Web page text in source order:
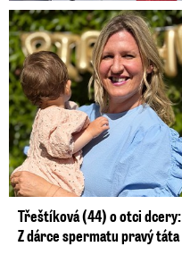
Třeštíková (44) o otci dcery:
Z dárce spermatu pravý táta